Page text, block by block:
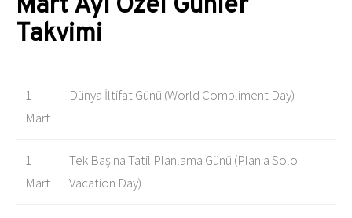
Mart Ayı Özel Günler
Takvimi
1
Mart
Dünya İltifat Günü (World Compliment Day)
1
Mart
Tek Başına Tatil Planlama Günü (Plan a Solo
Vacation Day)